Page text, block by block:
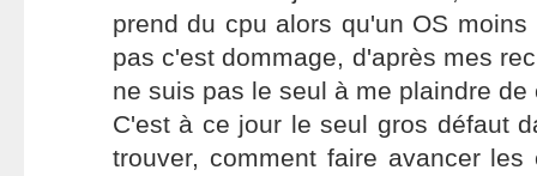
prend du cpu alors qu'un OS
pas c'est dommage, d'après mes
ne suis pas le seul à me plaindre de
C'est à ce jour le seul gros défaut
trouver, comment faire avancer